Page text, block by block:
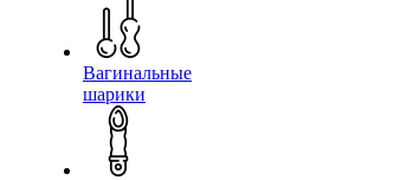
Вагинальные
шарики